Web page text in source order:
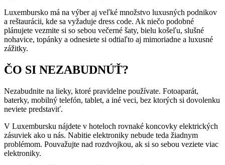
Luxembursko má na výber aj veľké množstvo luxusných podnikov
a reštaurácii, kde sa vyžaduje dress code. Ak niečo podobné
plánujete vezmite si so sebou večerné šaty, bielu košeľu, slušné
nohavice, topánky a odnesiete si odtiaľto aj mimoriadne a luxusné
zážitky.
ČO SI NEZABUDNÚŤ?
Nezabudnite na lieky, ktoré pravidelne používate. Fotoaparát,
baterky, mobilný telefón, tablet, a iné veci, bez ktorých si dovolenku
neviete predstaviť.
V Luxembursku nájdete v hoteloch rovnaké koncovky elektrických
zásuviek ako u nás. Nabitie elektroniky nebude teda žiadnym
problémom. Pouvažujte nad rozdvojkou, ak si so sebou veziete viac
elektroniky.